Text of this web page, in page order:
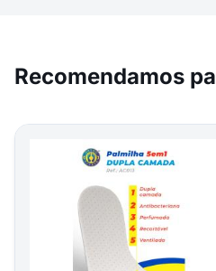
Recomendamos